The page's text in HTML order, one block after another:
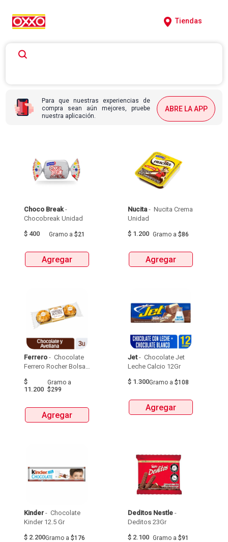
Tiendas
Para que nuestras experiencias de
compra sean aún mejores, pruebe
nuestra aplicación.
ABRE LA APP
Choco Break -
$ 400 Gramo a $21
Agregar
Nucita - Nucita Crema
$ 1.200 Gramo a $86
Agregar
Ferrero - Chocolate
Ferrero Rocher Bolsa
$
11.200
Gramo a
$299
Agregar
Jet - Chocolate Jet
Leche Calcio 12Gr
$ 1.300Gramo a $108
Agregar
Kinder - Chocolate
Kinder 12.5 Gr
$ 2.200Gramo a $176
Deditos Nestle -
Deditos 23Gr
$ 2.100 Gramo a $91